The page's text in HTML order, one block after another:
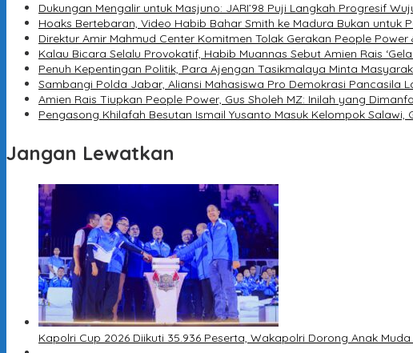
Dukungan Mengalir untuk Masjuno: JARI’98 Puji Langkah Progresif
Hoaks Bertebaran, Video Habib Bahar Smith ke Madura Bukan untuk
Direktur Amir Mahmud Center Komitmen Tolak Gerakan People
Kalau Bicara Selalu Provokatif, Habib Muannas Sebut Amien Rais
Penuh Kepentingan Politik, Para Ajengan Tasikmalaya Minta
Sambangi Polda Jabar, Aliansi Mahasiswa Pro Demokrasi Pancasila
Amien Rais Tiupkan People Power, Gus Sholeh MZ: Inilah yang
Pengasong Khilafah Besutan Ismail Yusanto Masuk Kelompok
Jangan Lewatkan
Kapolri Cup 2026 Diikuti 35.936 Peserta, Wakapolri Dorong Anak